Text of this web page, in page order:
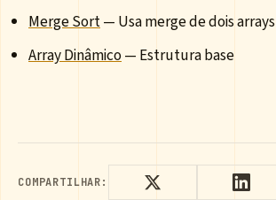
Merge Sort— Usa merge de dois arrays
Array Dinâmico— Estrutura base
COMPARTILHAR: